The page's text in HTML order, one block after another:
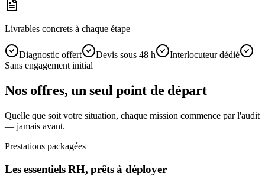
Livrables concrets à chaque étape
Diagnostic offert Devis sous 48 h
Interlocuteur dédié
Sans engagement initial
Nos offres, un seul point de départ
Quelle que soit votre situation, chaque mission commence par l'audit
— jamais avant.
Prestations packagées
Les essentiels RH, prêts à déployer